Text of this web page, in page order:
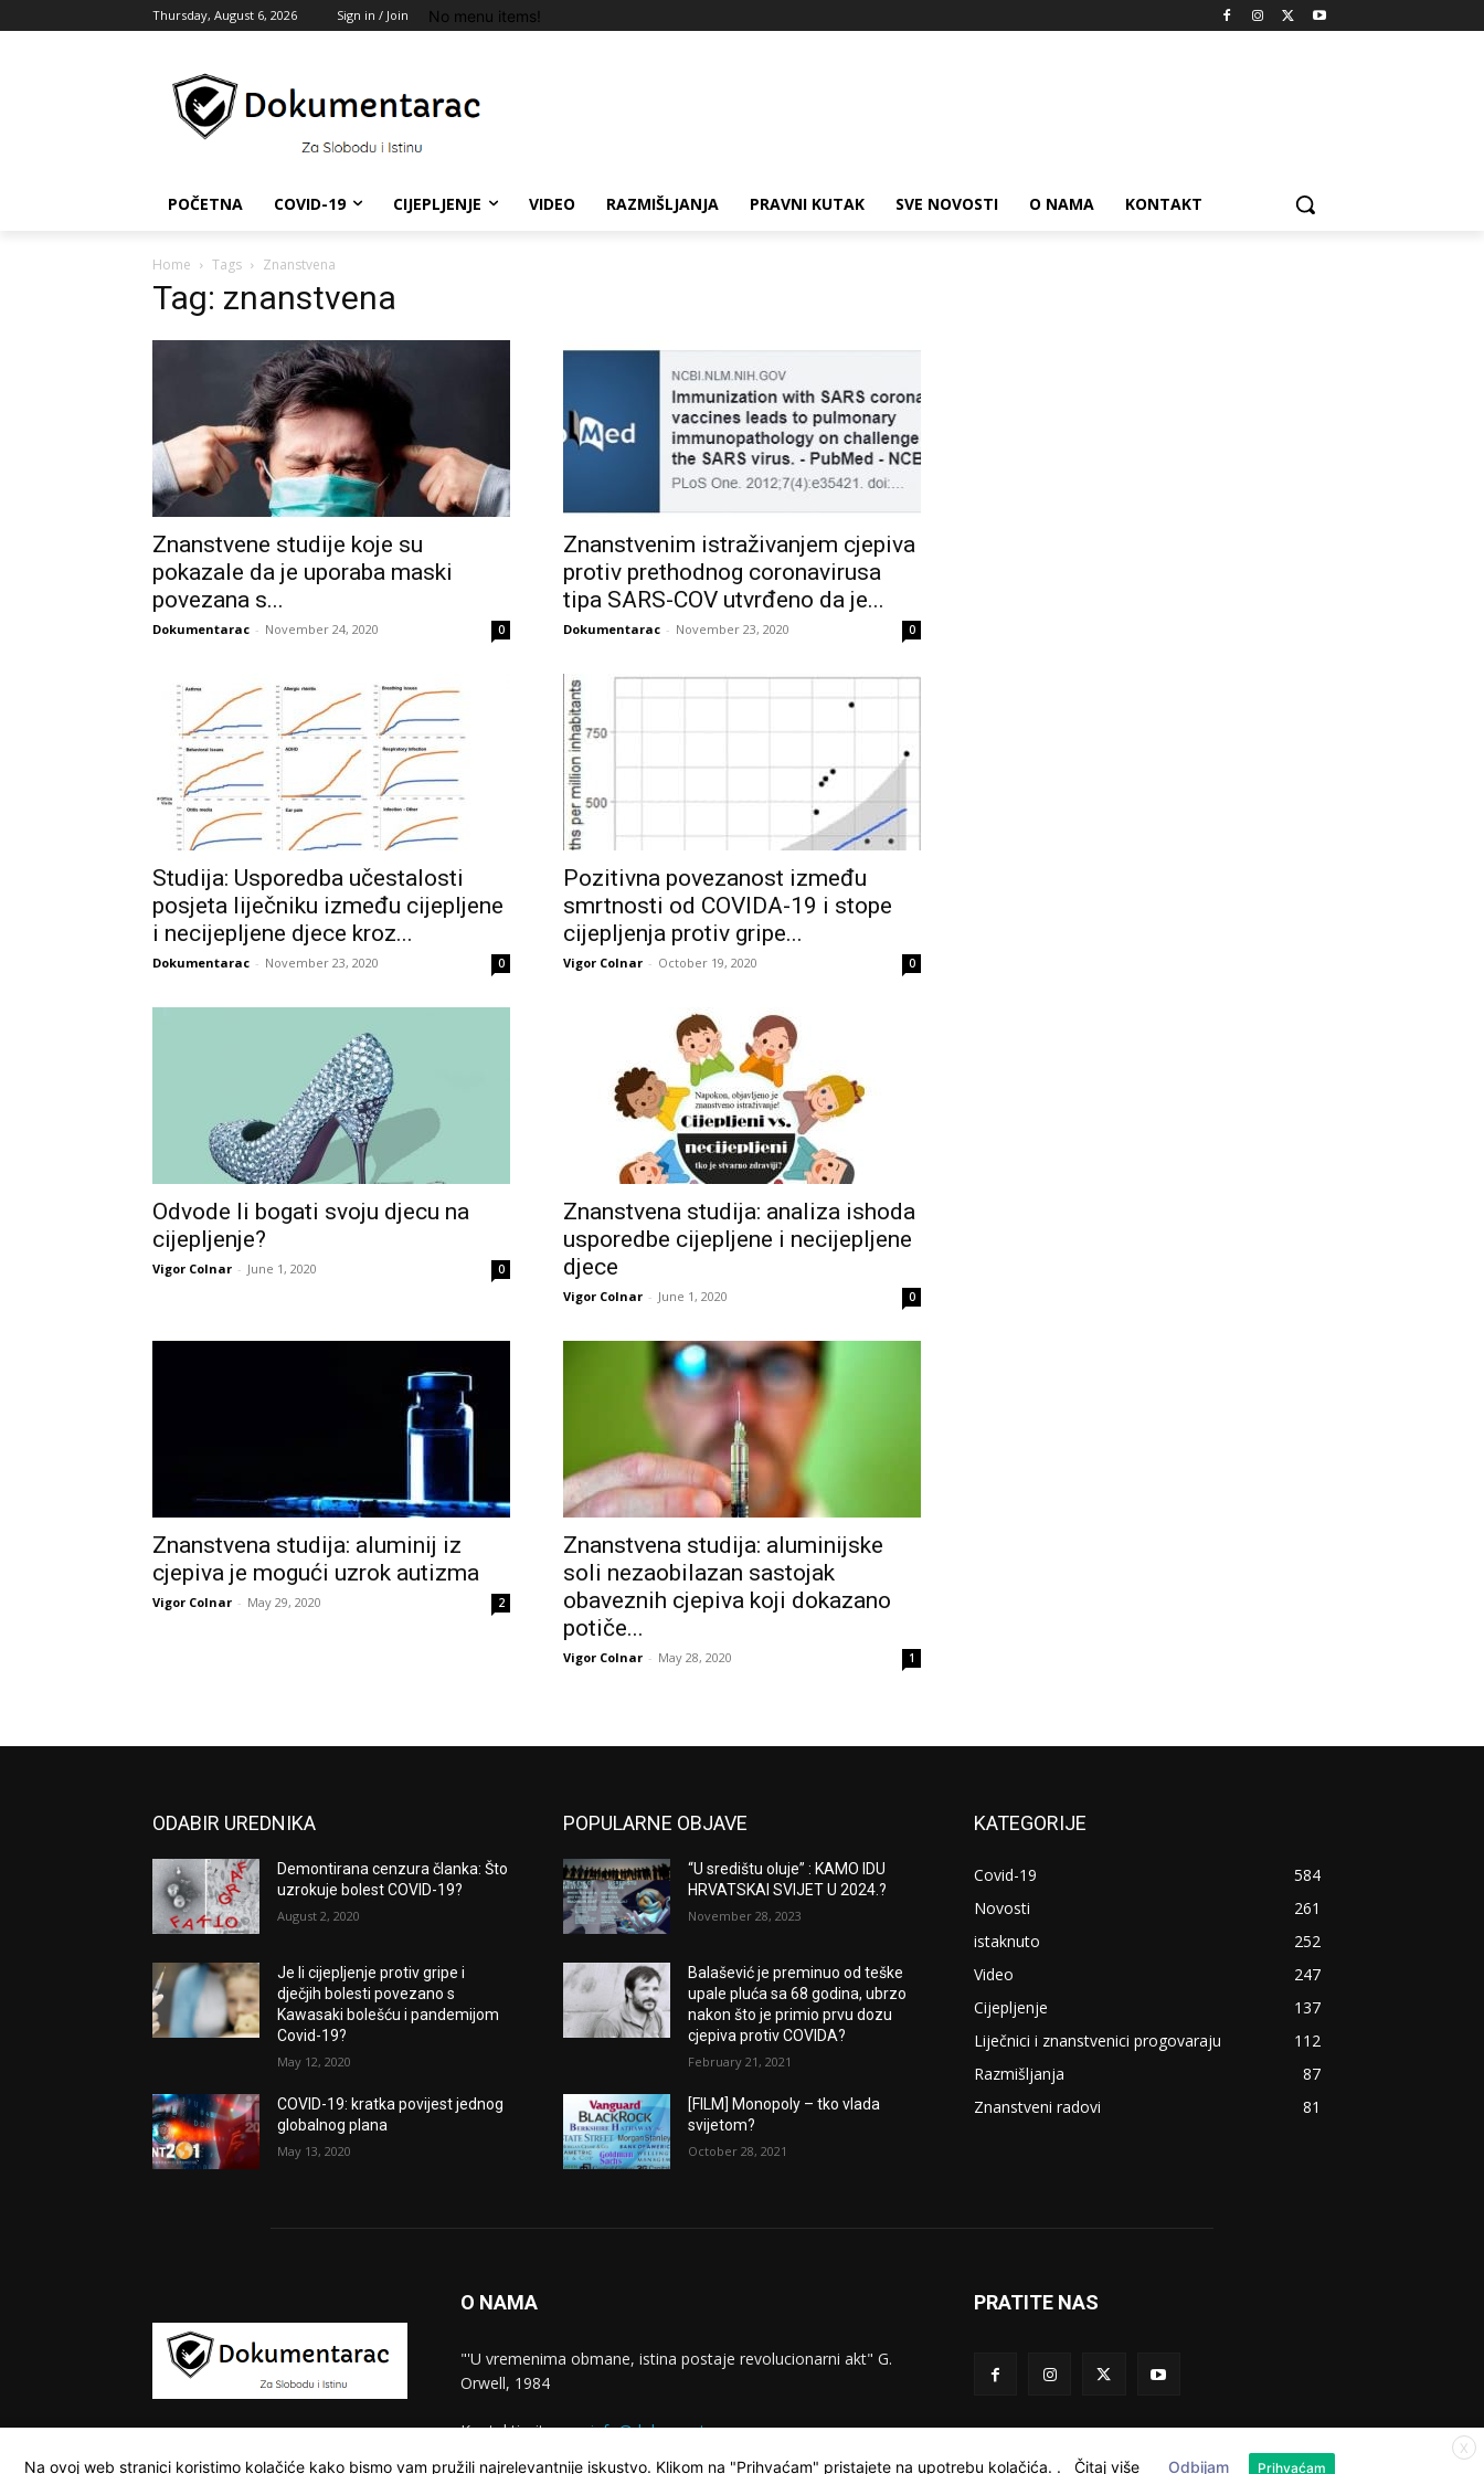
Thursday, August 6, 2026 Sign in / Join No menu items!
POČETNA COVID-19 CIJEPLJENJE VIDEO RAZMIŠLJANJA PRAVNI KUTAK SVE NOVOSTI O NAMA KONTAKT
Home Tags Znanstvena
Tag: znanstvena
Znanstvene studije koje su
pokazale da je uporaba maski
povezana s...
Dokumentarac - November 24, 2020 0
Znanstvenim istraživanjem cjepiva
protiv prethodnog coronavirusa
tipa SARS-COV utvrđeno da je...
Dokumentarac - November 23, 2020 0
Studija: Usporedba učestalosti
posjeta liječniku između cijepljene
i necijepljene djece kroz...
Dokumentarac - November 23, 2020 0
Pozitivna povezanost između
smrtnosti od COVIDA-19 i stope
cijepljenja protiv gripe...
Vigor Colnar - October 19, 2020 0
Odvode li bogati svoju djecu na
cijepljenje?
Vigor Colnar - June 1, 2020 0
Znanstvena studija: analiza ishoda
usporedbe cijepljene i necijepljene
djece
Vigor Colnar - June 1, 2020 0
Znanstvena studija: aluminij iz
cjepiva je mogući uzrok autizma
Vigor Colnar - May 29, 2020 2
Znanstvena studija: aluminijske
soli nezaobilazan sastojak
obaveznih cjepiva koji dokazano
potiče...
Vigor Colnar - May 28, 2020 1
ODABIR UREDNIKA
Demontirana cenzura članka: Što
uzrokuje bolest COVID-19?
August 2, 2020
Je li cijepljenje protiv gripe i
dječjih bolesti povezano s
Kawasaki bolešću i pandemijom
Covid-19?
May 12, 2020
COVID-19: kratka povijest jednog
globalnog plana
May 13, 2020
POPULARNE OBJAVE
“U središtu oluje” : KAMO IDU
HRVATSKAI SVIJET U 2024.?
November 28, 2023
Balašević je preminuo od teške
upale pluća sa 68 godina, ubrzo
nakon što je primio prvu dozu
cjepiva protiv COVIDA?
February 21, 2021
[FILM] Monopoly – tko vlada
svijetom?
October 28, 2021
KATEGORIJE
Covid-19
584
Novosti
261
istaknuto
252
Video
247
Cijepljenje
137
Liječnici i znanstvenici progovaraju
112
Razmišljanja
87
Znanstveni radovi
81
O NAMA
"'U vremenima obmane, istina postaje revolucionarni akt" G.
Orwell, 1984
Kontaktirajte nas:info@dokumentarac.com
PRATITE NAS
X
Na ovoj web stranici koristimo kolačiće kako bismo vam pružili najrelevantnije iskustvo. Klikom na "Prihvaćam" pristajete na upotrebu kolačića. . Čitaj više Odbijam Prihvaćam